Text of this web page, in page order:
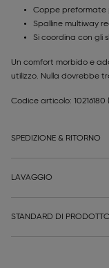
Coppe preformate
Spalline multiway
Si coordina con gli
Un comfort morbido e
utilizzo. Nulla dovrebbe
Codice articolo: 10216180
SPEDIZIONE & RITORNO
LAVAGGIO
STANDARD DI